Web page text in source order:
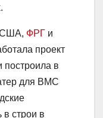
США, ФРГ и
проект
построила в
для ВМС
в строи в